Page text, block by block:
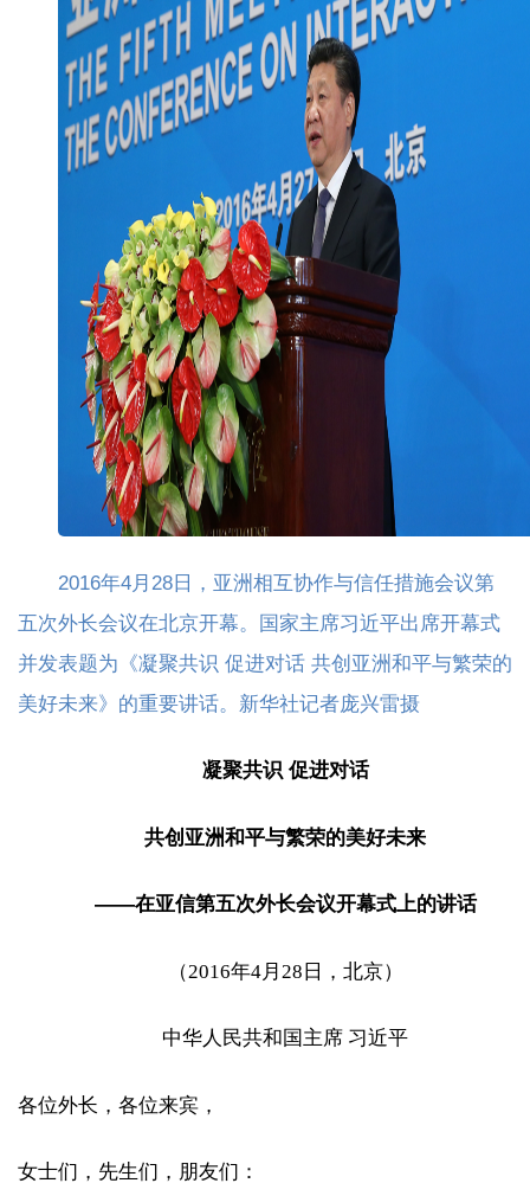
2016年4月28日，亚洲相互协作与信任措施会议第
五次外长会议在北京开幕。国家主席习近平出席开幕式
并发表题为《凝聚共识 促进对话 共创亚洲和平与繁荣的
美好未来》的重要讲话。新华社记者庞兴雷摄
凝聚共识 促进对话
共创亚洲和平与繁荣的美好未来
——在亚信第五次外长会议开幕式上的讲话
（2016年4月28日，北京）
中华人民共和国主席 习近平
各位外长，各位来宾，
女士们，先生们，朋友们：